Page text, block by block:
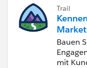
Trail
Bauen
mit